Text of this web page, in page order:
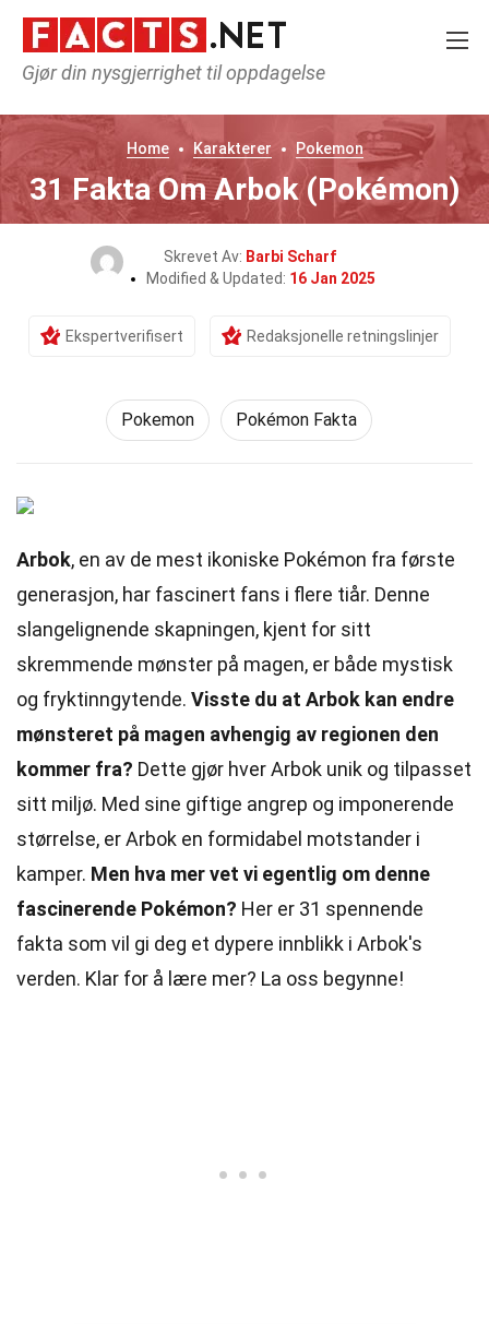
Gjør din nysgjerrighet til oppdagelse
Home Karakterer Pokemon
31 Fakta Om Arbok (Pokémon)
Skrevet Av: Barbi Scharf
Modified & Updated: 16 Jan 2025
Ekspertverifisert Redaksjonelle retningslinjer
Pokemon Pokémon Fakta
Arbok, en av de mest ikoniske Pokémon fra første
generasjon, har fascinert fans i flere tiår. Denne
slangelignende skapningen, kjent for sitt
skremmende mønster på magen, er både mystisk
og fryktinngytende. Visste du at Arbok kan endre
mønsteret på magen avhengig av regionen den
kommer fra? Dette gjør hver Arbok unik og tilpasset
sitt miljø. Med sine giftige angrep og imponerende
størrelse, er Arbok en formidabel motstander i
kamper. Men hva mer vet vi egentlig om denne
fascinerende Pokémon? Her er 31 spennende
fakta som vil gi deg et dypere innblikk i Arbok's
verden. Klar for å lære mer? La oss begynne!